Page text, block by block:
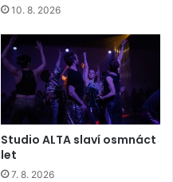
10. 8. 2026
Studio ALTA slaví osmnáct
let
7. 8. 2026